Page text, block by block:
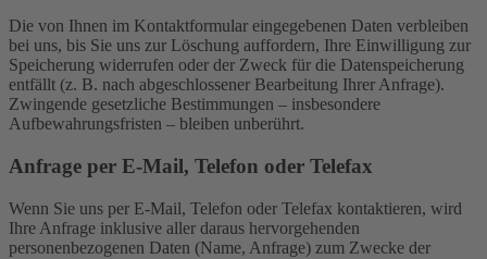
Die von Ihnen im Kontaktformular eingegebenen Daten verbleiben
bei uns, bis Sie uns zur Löschung auffordern, Ihre Einwilligung zur
Speicherung widerrufen oder der Zweck für die Datenspeicherung
entfällt (z. B. nach abgeschlossener Bearbeitung Ihrer Anfrage).
Zwingende gesetzliche Bestimmungen – insbesondere
Aufbewahrungsfristen – bleiben unberührt.
Anfrage per E-Mail, Telefon oder Telefax
Wenn Sie uns per E-Mail, Telefon oder Telefax kontaktieren, wird
Ihre Anfrage inklusive aller daraus hervorgehenden
personenbezogenen Daten (Name, Anfrage) zum Zwecke der